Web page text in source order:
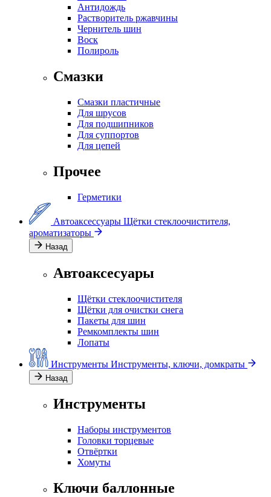
Антидождь
Растворитель ржавчины
Чернитель шин
Воск
Полироль
Смазки
Смазки пластичные
Для шрусов
Для подшипников
Для суппортов
Для цепей
Прочее
Герметики
Автоаксессуары Щётки стеклоочистителя,
ароматизаторы
Назад
Автоаксесуары
Щётки стеклоочистителя
Щётки для очистки снега
Пакеты для шин
Ремкомплекты шин
Лопаты
Инструменты Инструменты, ключи, домкраты
Назад
Инструменты
Наборы инструментов
Головки торцевые
Отвёртки
Хомуты
Ключи баллонные